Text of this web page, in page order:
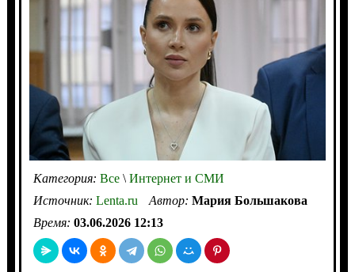
Категория: Все\Интернет и СМИ
Источник: Lenta.ru Автор: Мария Большакова
Время: 03.06.2026 12:13